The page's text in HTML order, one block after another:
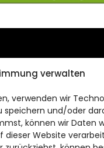
verwalten
verwenden wir
und/oder
können wir Daten
Website
DAS
FÜR
Richtlinie